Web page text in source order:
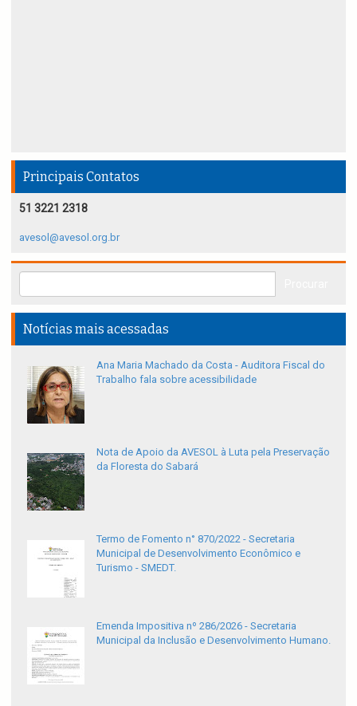
Principais Contatos
51 3221 2318
avesol@avesol.org.br
Notícias mais acessadas
Ana Maria Machado da Costa - Auditora Fiscal do
Trabalho fala sobre acessibilidade
Nota de Apoio da AVESOL à Luta pela Preservação
da Floresta do Sabará
Termo de Fomento n° 870/2022 - Secretaria
Municipal de Desenvolvimento Econômico e
Turismo - SMEDT.
Emenda Impositiva nº 286/2026 - Secretaria
Municipal da Inclusão e Desenvolvimento Humano.